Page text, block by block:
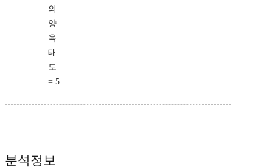
의
양
육
태
도
= 5
분석정보